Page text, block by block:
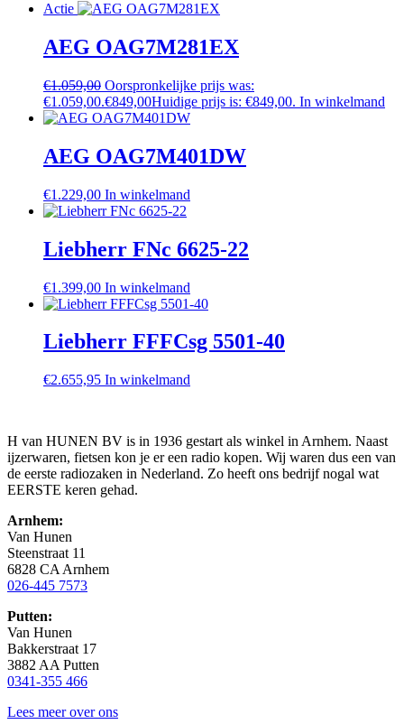
Actie
AEG OAG7M281EX
€1.059,00 Oorspronkelijke prijs was:
€1.059,00.€849,00Huidige prijs is: €849,00. In winkelmand
AEG OAG7M401DW
€1.229,00 In winkelmand
Liebherr FNc 6625-22
€1.399,00 In winkelmand
Liebherr FFFCsg 5501-40
€2.655,95 In winkelmand
H van HUNEN BV is in 1936 gestart als winkel in Arnhem. Naast
ijzerwaren, fietsen kon je er een radio kopen. Wij waren dus een van
de eerste radiozaken in Nederland. Zo heeft ons bedrijf nogal wat
EERSTE keren gehad.
Arnhem:
Van Hunen
Steenstraat 11
6828 CA Arnhem
026-445 7573
Putten:
Van Hunen
Bakkerstraat 17
3882 AA Putten
0341-355 466
Lees meer over ons